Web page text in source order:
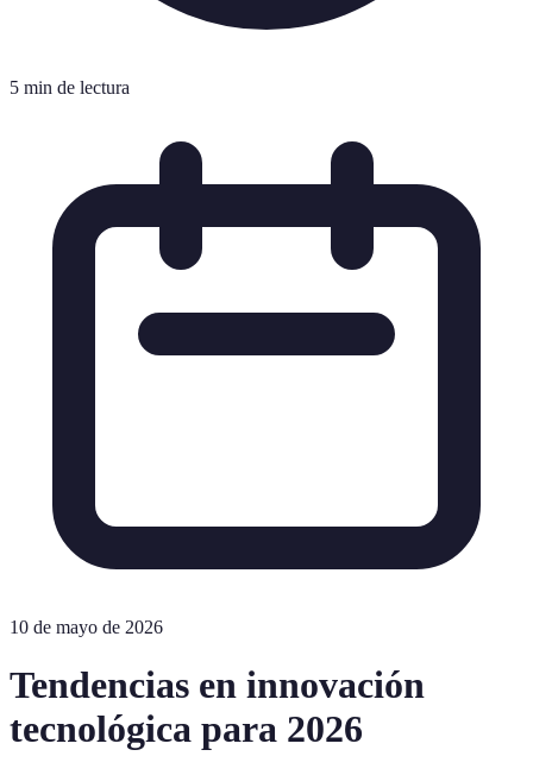
5 min de lectura
10 de mayo de 2026
Tendencias en innovación
tecnológica para 2026